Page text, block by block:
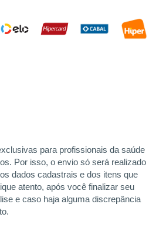
para profissionais da saúde
Por isso, o envio só será realizado
dados cadastrais e dos itens que
atento, após você finalizar seu
e caso haja alguma discrepância